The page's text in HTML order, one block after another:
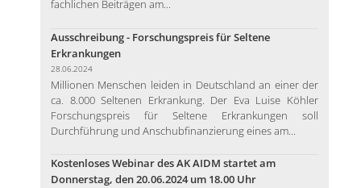
fachlichen Beiträgen am...
Ausschreibung - Forschungspreis für Seltene
Erkrankungen
28.06.2024
Millionen Menschen leiden in Deutschland an einer der
ca. 8.000 Seltenen Erkrankung. Der Eva Luise Köhler
Forschungspreis für Seltene Erkrankungen soll
Durchführung und Anschubfinanzierung eines am...
Kostenloses Webinar des AK AIDM startet am
Donnerstag, den 20.06.2024 um 18.00 Uhr